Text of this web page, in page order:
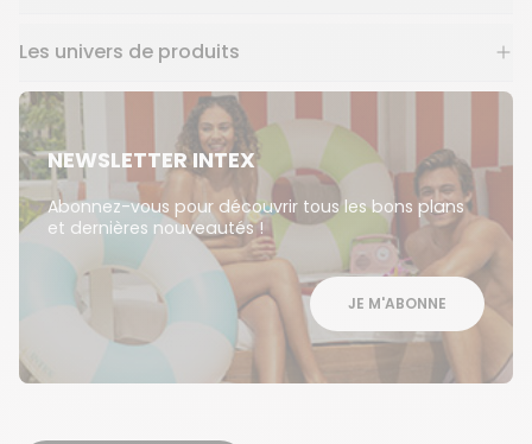
Les univers de produits
NEWSLETTER INTEX
Abonnez-vous pour découvrir tous les bons plans
et dernières nouveautés !
JE M'ABONNE